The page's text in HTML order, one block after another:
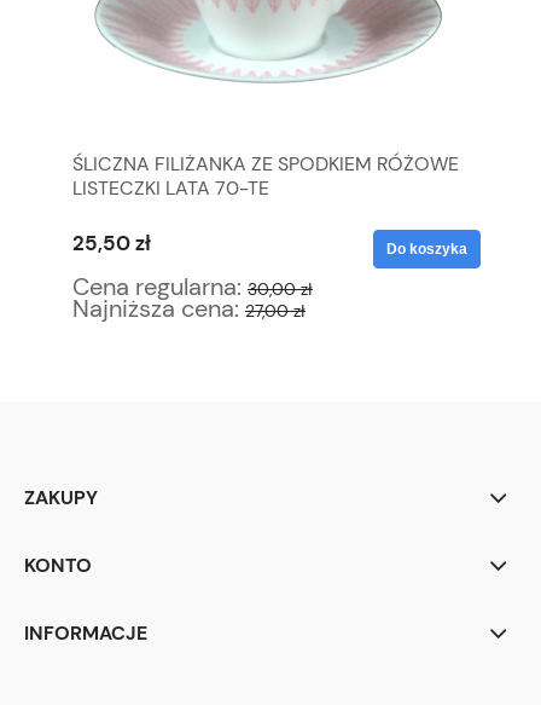
ŚLICZNA FILIŻANKA ZE SPODKIEM RÓŻOWE
LISTECZKI LATA 70-TE
25,50 zł
Cena regularna: 30,00 zł
Najniższa cena: 27,00 zł
Do koszyka
ZAKUPY
KONTO
INFORMACJE